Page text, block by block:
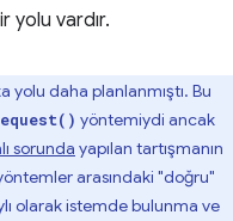
yolu vardır.
yolu daha planlanmıştı. Bu
yöntemiydi ancak
sorunda yapılan tartışmanın
arasındaki "doğru"
olarak istemde bulunma ve